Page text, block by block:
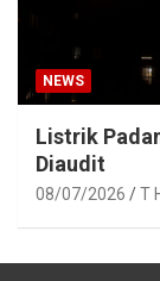
NEWS
Listrik
Diaudit
08/07/2026 T